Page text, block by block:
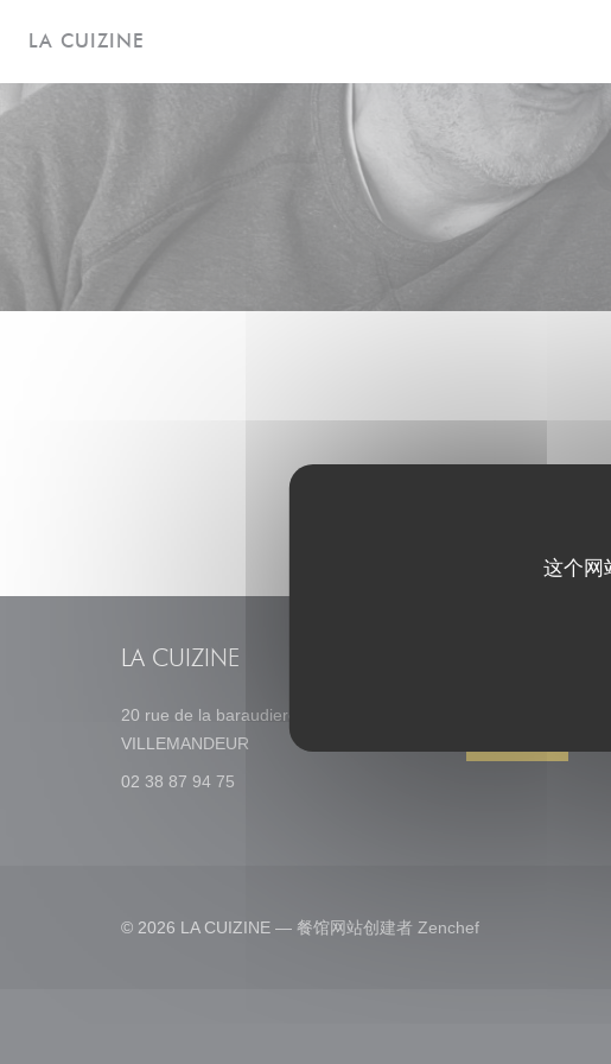
这个网
LA CUIZINE
LA CUIZINE
20 rue de la baraudiere 45700
VILLEMANDEUR ((在新窗口中打开))
02 38 87 94 75
© 2026 LA CUIZINE — 餐馆网站创建者 Zenchef((在新窗口中打开))